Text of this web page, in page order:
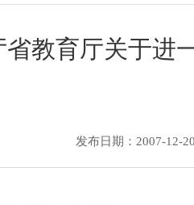
教育厅关于进
发布日期：2007-12-